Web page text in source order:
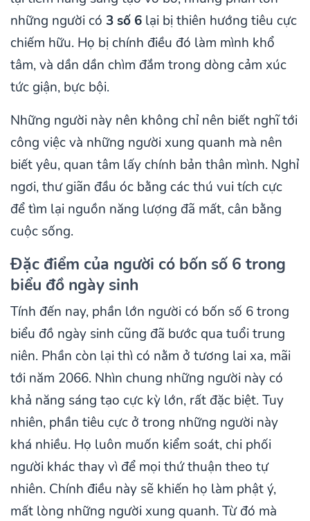
những người có 3 số 6 lại bị thiên hướng tiêu cực
chiếm hữu. Họ bị chính điều đó làm mình khổ
tâm, và dần dần chìm đắm trong dòng cảm xúc
tức giận, bực bội.
Những người này nên không chỉ nên biết nghĩ tới
công việc và những người xung quanh mà nên
biết yêu, quan tâm lấy chính bản thân mình. Nghỉ
ngơi, thư giãn đầu óc bằng các thú vui tích cực
để tìm lại nguồn năng lượng đã mất, cân bằng
cuộc sống.
Đặc điểm của người có bốn số 6 trong
biểu đồ ngày sinh
Tính đến nay, phần lớn người có bốn số 6 trong
biểu đồ ngày sinh cũng đã bước qua tuổi trung
niên. Phần còn lại thì có nằm ở tương lai xa, mãi
tới năm 2066. Nhìn chung những người này có
khả năng sáng tạo cực kỳ lớn, rất đặc biệt. Tuy
nhiên, phần tiêu cực ở trong những người này
khá nhiều. Họ luôn muốn kiểm soát, chi phối
người khác thay vì để mọi thứ thuận theo tự
nhiên. Chính điều này sẽ khiến họ làm phật ý,
mất lòng những người xung quanh. Từ đó mà